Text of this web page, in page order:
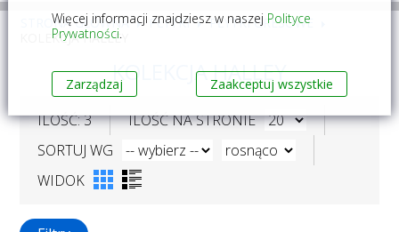
STRONA GŁÓWNA PŁYTKI
PŁYTKI GRESOWE
KOLEKCJA HALLEY
KOLEKCJA HALLEY
ILOŚĆ: 3
ILOŚĆ NA STRONIE
SORTUJ WG
WIDOK
Więcej informacji znajdziesz w naszej Polityce
Prywatności.
Zarządzaj Zaakceptuj wszystkie